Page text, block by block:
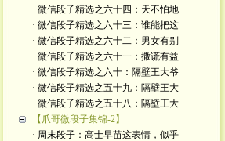
· 微信段子精选之六十四：天不怕地
· 微信段子精选之六十三：谁能把这
· 微信段子精选之六十二：男女有别
· 微信段子精选之六十一：撒谎有益
· 微信段子精选之六十：隔壁王大爷
· 微信段子精选之五十九：隔壁王大
· 微信段子精选之五十八：隔壁王大
【爪哥微段子集锦-2】
· 周末段子：高士早苗这表情，似乎